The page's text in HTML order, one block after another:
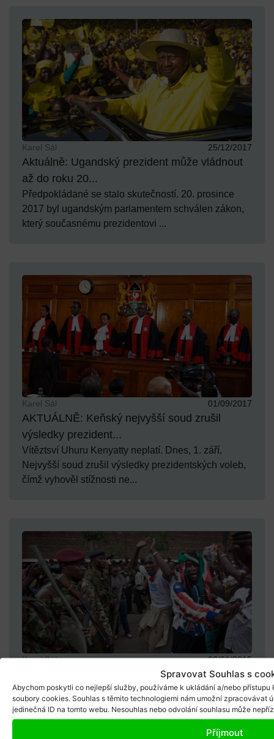
Spravovat Souhlas s
Abychom poskytli co nejlepší služby, používáme k ukládání a/nebo
soubory cookies. Souhlas s těmito technologiemi nám umožní zpracovávat
jedinečná ID na tomto webu. Nesouhlas nebo odvolání souhlasu může
Příjmout
Karel Sál 25/12/2017
Aktuálně: Ugandský prezident může vládnout
až do roku 20...
Předpokládané se stalo skutečností. 20. prosince
2017 byl ugandským parlamentem schválen zákon,
který současnému prezidentovi ...
Karel Sál 01/09/2017
AKTUÁLNĚ: Keňský nejvyšší soud zrušil
výsledky prezident...
Vítěztsví Uhuru Kenyatty neplatí. Dnes, 1. září,
Nejvyšší soud zrušil výsledky prezidentských voleb,
čímž vyhověl stížnosti ne...
Karel Sál 06/01/2015
Stažení obvinění Mezinárodního trestního tribunálu
(ICC) vůči prezidentu Uhuru Kenyattovi je pro
Keňany vesměs potěšite...